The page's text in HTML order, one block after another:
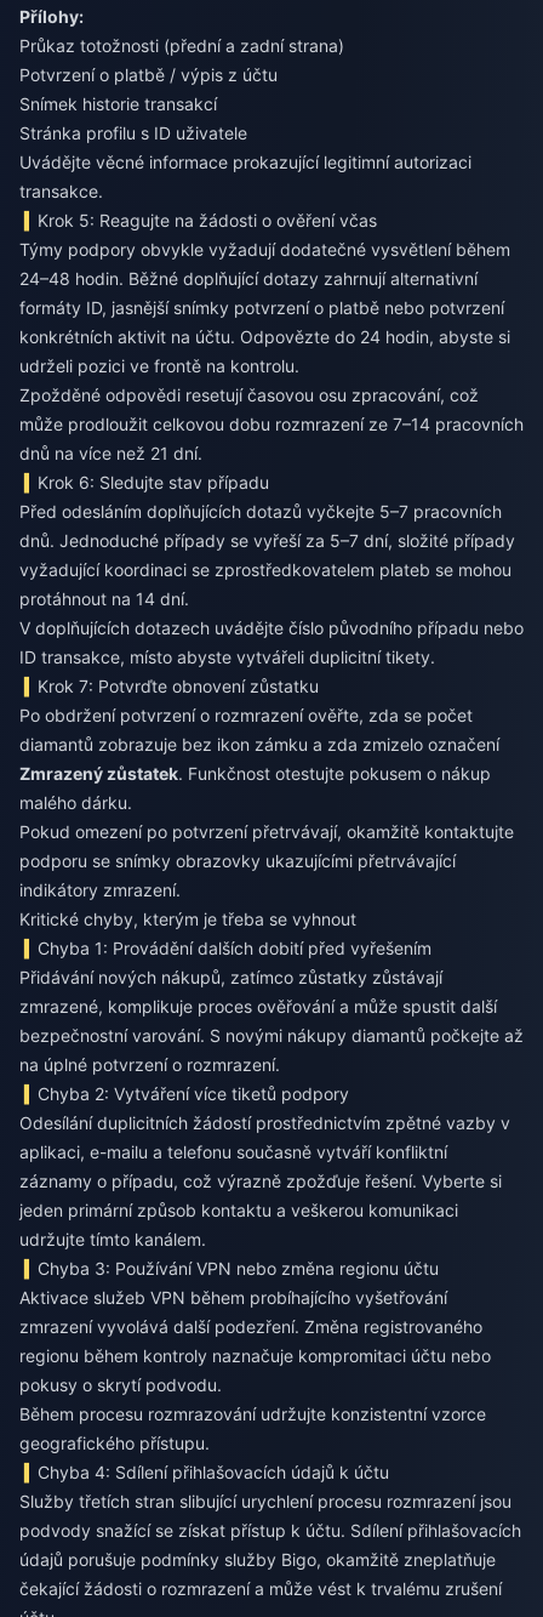
Přílohy:
Průkaz totožnosti (přední a zadní strana)
Potvrzení o platbě / výpis z účtu
Snímek historie transakcí
Stránka profilu s ID uživatele
Uvádějte věcné informace prokazující legitimní autorizaci
transakce.
Krok 5: Reagujte na žádosti o ověření včas
Týmy podpory obvykle vyžadují dodatečné vysvětlení během
24–48 hodin. Běžné doplňující dotazy zahrnují alternativní
formáty ID, jasnější snímky potvrzení o platbě nebo potvrzení
konkrétních aktivit na účtu. Odpovězte do 24 hodin, abyste si
udrželi pozici ve frontě na kontrolu.
Zpožděné odpovědi resetují časovou osu zpracování, což
může prodloužit celkovou dobu rozmrazení ze 7–14 pracovních
dnů na více než 21 dní.
Krok 6: Sledujte stav případu
Před odesláním doplňujících dotazů vyčkejte 5–7 pracovních
dnů. Jednoduché případy se vyřeší za 5–7 dní, složité případy
vyžadující koordinaci se zprostředkovatelem plateb se mohou
protáhnout na 14 dní.
V doplňujících dotazech uvádějte číslo původního případu nebo
ID transakce, místo abyste vytvářeli duplicitní tikety.
Krok 7: Potvrďte obnovení zůstatku
Po obdržení potvrzení o rozmrazení ověřte, zda se počet
diamantů zobrazuje bez ikon zámku a zda zmizelo označení
Zmrazený zůstatek. Funkčnost otestujte pokusem o nákup
malého dárku.
Pokud omezení po potvrzení přetrvávají, okamžitě kontaktujte
podporu se snímky obrazovky ukazujícími přetrvávající
indikátory zmrazení.
Kritické chyby, kterým je třeba se vyhnout
Chyba 1: Provádění dalších dobití před vyřešením
Přidávání nových nákupů, zatímco zůstatky zůstávají
zmrazené, komplikuje proces ověřování a může spustit další
bezpečnostní varování. S novými nákupy diamantů počkejte až
na úplné potvrzení o rozmrazení.
Chyba 2: Vytváření více tiketů podpory
Odesílání duplicitních žádostí prostřednictvím zpětné vazby v
aplikaci, e-mailu a telefonu současně vytváří konfliktní
záznamy o případu, což výrazně zpožďuje řešení. Vyberte si
jeden primární způsob kontaktu a veškerou komunikaci
udržujte tímto kanálem.
Chyba 3: Používání VPN nebo změna regionu účtu
Aktivace služeb VPN během probíhajícího vyšetřování
zmrazení vyvolává další podezření. Změna registrovaného
regionu během kontroly naznačuje kompromitaci účtu nebo
pokusy o skrytí podvodu.
Během procesu rozmrazování udržujte konzistentní vzorce
geografického přístupu.
Chyba 4: Sdílení přihlašovacích údajů k účtu
Služby třetích stran slibující urychlení procesu rozmrazení jsou
podvody snažící se získat přístup k účtu. Sdílení přihlašovacích
údajů porušuje podmínky služby Bigo, okamžitě zneplatňuje
čekající žádosti o rozmrazení a může vést k trvalému zrušení